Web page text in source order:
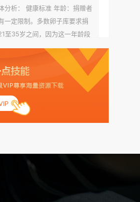
分析： 健康标准 年龄：捐赠者
一定限制。多数卵子库要求捐
至35岁之间，因为这一年龄段
量相对较高。不过，不同卵子
要求可能有所不同。 身体质量
：捐赠者的BMI通常需要在正常
保其身体健康状况良好。过高
种健康问题相关联，包括不孕
症。 生殖健康：捐赠者需要有
，无生殖障碍或异常问题。此
成员需要无严重的遗传病史、